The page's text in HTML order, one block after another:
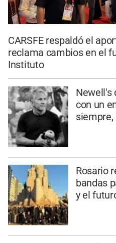
CARSFE respaldó el
reclama cambios en el
Instituto
Newell's
con un
siempre,
Rosario
bandas
y el